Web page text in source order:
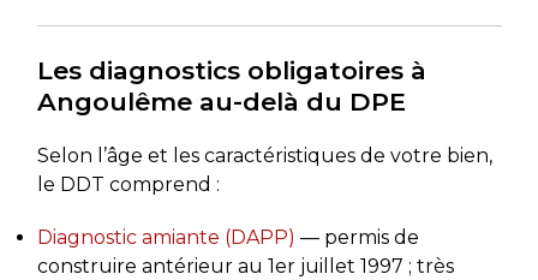
Les diagnostics obligatoires à
Angoulême au-delà du DPE
Selon l’âge et les caractéristiques de votre bien,
le DDT comprend :
Diagnostic amiante (DAPP) — permis de
construire antérieur au 1er juillet 1997 ; très